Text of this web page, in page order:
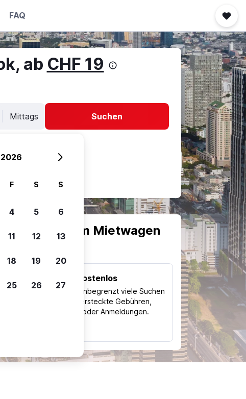
FAQ
ab CHF 19
Mittags Suchen
um Mietwagen
Trips
nach
Kostenlos
Nutze unbegrenzt viele Suchen
ohne versteckte Gebühren,
Kosten oder Anmeldungen.
F S S
4 5 6
11 12 13
18 19 20
25 26 27